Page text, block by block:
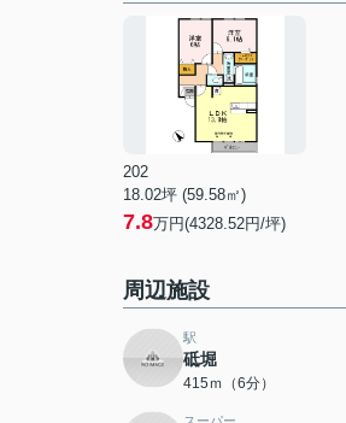
202
18.02坪 (59.58㎡)
7.8万円(4328.52円/坪)
周辺施設
駅
砥堀
415ｍ（6分）